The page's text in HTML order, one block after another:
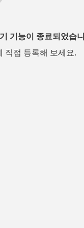
기능이 종료되었습
직접 등록해 보세요.